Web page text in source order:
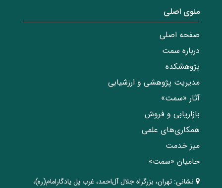
منوی اصلی
صفحه اصلی
درباره سمت
پژوهشکده
مدیریت پژوهشی و ارزشیابی
آثار «سمت»
بازاریابی و فروش
همکاری‌های علمی
میز خدمت
حامیان «سمت»
نشانی: تهران، ‌بزرگراه ‌جلال آل‌احمد، غرب پل يادگار‌امام(ره)‌،